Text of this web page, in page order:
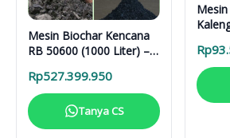
Mesin Biochar Kencana
RB 50600 (1000 Liter) –
Lengkap
Rp527.399.950
Tanya CS
Rp